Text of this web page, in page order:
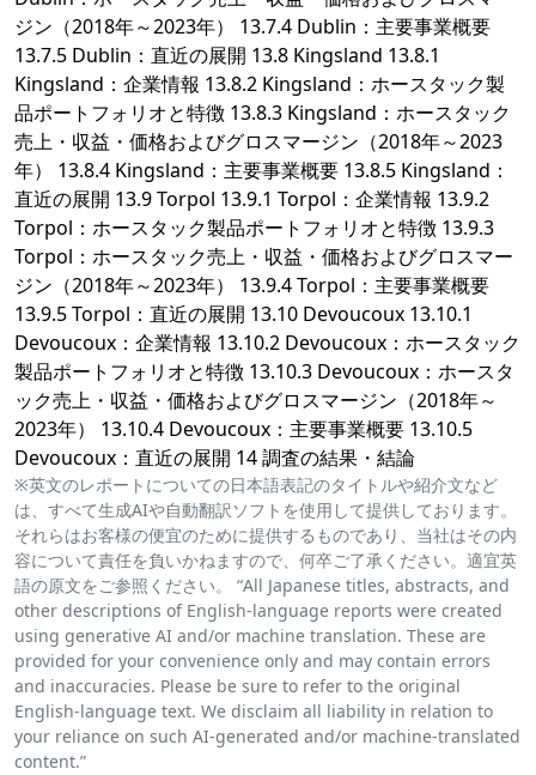
ジン（2018年～2023年） 13.7.4 Dublin：主要事業概要
13.7.5 Dublin：直近の展開 13.8 Kingsland 13.8.1
Kingsland：企業情報 13.8.2 Kingsland：ホースタック製
品ポートフォリオと特徴 13.8.3 Kingsland：ホースタック
売上・収益・価格およびグロスマージン（2018年～2023
年） 13.8.4 Kingsland：主要事業概要 13.8.5 Kingsland：
直近の展開 13.9 Torpol 13.9.1 Torpol：企業情報 13.9.2
Torpol：ホースタック製品ポートフォリオと特徴 13.9.3
Torpol：ホースタック売上・収益・価格およびグロスマー
ジン（2018年～2023年） 13.9.4 Torpol：主要事業概要
13.9.5 Torpol：直近の展開 13.10 Devoucoux 13.10.1
Devoucoux：企業情報 13.10.2 Devoucoux：ホースタック
製品ポートフォリオと特徴 13.10.3 Devoucoux：ホースタ
ック売上・収益・価格およびグロスマージン（2018年～
2023年） 13.10.4 Devoucoux：主要事業概要 13.10.5
Devoucoux：直近の展開 14 調査の結果・結論
※英文のレポートについての日本語表記のタイトルや紹介文など
は、すべて生成AIや自動翻訳ソフトを使用して提供しております。
それらはお客様の便宜のために提供するものであり、当社はその内
容について責任を負いかねますので、何卒ご了承ください。適宜英
語の原文をご参照ください。 “All Japanese titles, abstracts, and
other descriptions of English-language reports were created
using generative AI and/or machine translation. These are
provided for your convenience only and may contain errors
and inaccuracies. Please be sure to refer to the original
English-language text. We disclaim all liability in relation to
your reliance on such AI-generated and/or machine-translated
content.”